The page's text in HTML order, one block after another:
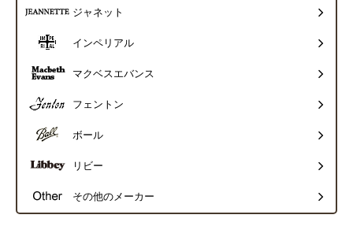
ジャネット
インペリアル
マクベスエバンス
フェントン
ボール
リビー
その他のメーカー